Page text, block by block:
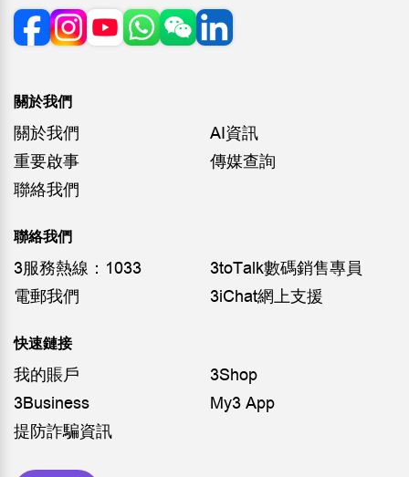
關於我們
關於我們
AI資訊
重要啟事
傳媒查詢
聯絡我們
聯絡我們
3服務熱線：1033
3toTalk數碼銷售專員
電郵我們
3iChat網上支援
快速鏈接
我的賬戶
3Shop
3Business
My3 App
提防詐騙資訊